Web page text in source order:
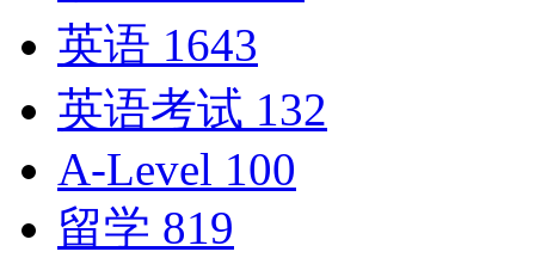
英语 1643
英语考试 132
A-Level 100
留学 819